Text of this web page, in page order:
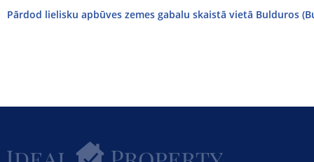
Pārdod lielisku apbūves zemes gabalu skaistā vietā Bulduros